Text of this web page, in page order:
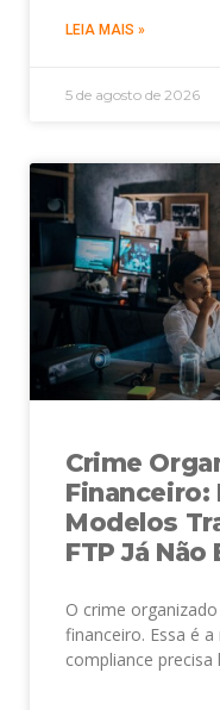
LEIA MAIS »
5 de agosto de 2026
Crime
Financeiro:
Modelos
FTP Já Não
O crime
financeiro. Essa é
compliance precisa